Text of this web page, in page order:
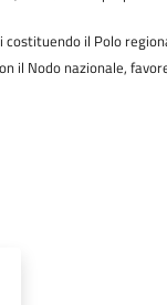
il Polo
il Nodo nazionale,